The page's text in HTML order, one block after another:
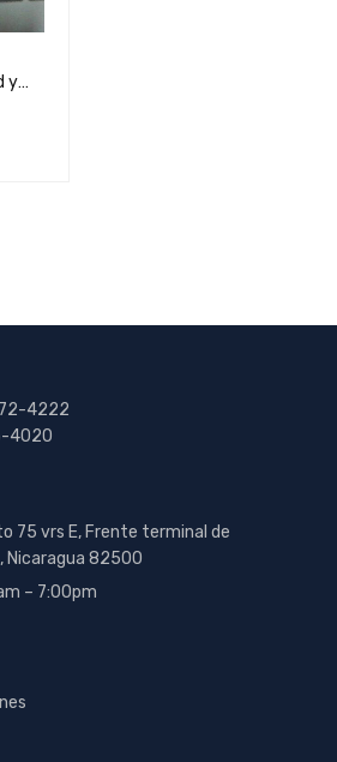
y
y
4222
4020
75 vrs E, Frente terminal de
Nicaragua 82500
– 7:00pm